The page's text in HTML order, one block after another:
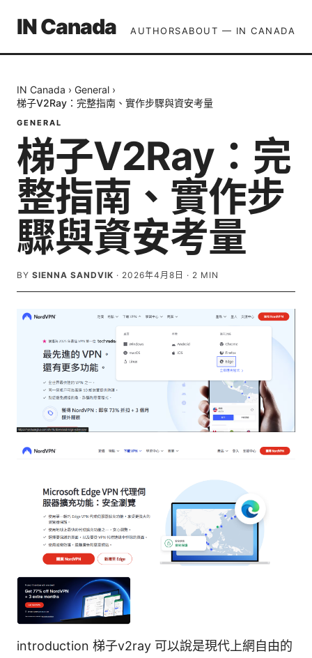
IN Canada AUTHORSABOUT — IN CANADA
IN Canada › General ›
梯子V2Ray：完整指南、實作步驟與資安考量
GENERAL
梯子V2Ray：完
整指南、實作步
驟與資安考量
BY SIENNA SANDVIK · 2026年4月8日 · 2 MIN
introduction 梯子v2ray 可以說是現代上網自由的